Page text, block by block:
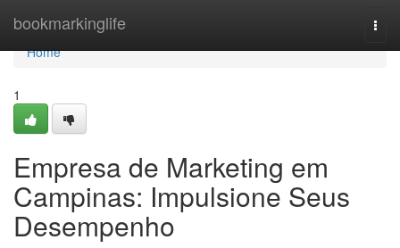
bookmarkinglife
Home
Home
1
Empresa de Marketing em
Campinas: Impulsione Seus
Desempenho